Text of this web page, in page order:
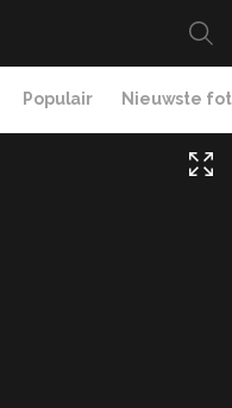
Populair Nieuwste